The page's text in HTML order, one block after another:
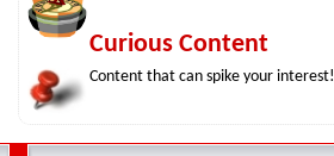
Curious Content
Content that can spike your interest!